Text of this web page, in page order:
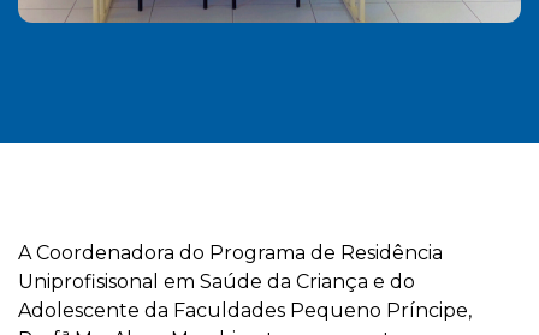
A Coordenadora do Programa de Residência
Uniprofisisonal em Saúde da Criança e do
Adolescente da Faculdades Pequeno Príncipe,